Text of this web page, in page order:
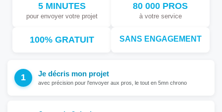
5 MINUTES
pour envoyer votre projet
80 000 PROS
à votre service
100% GRATUIT SANS ENGAGEMENT
Je décris mon projet
avec précision pour l'envoyer aux pros, le tout en 5mn chrono